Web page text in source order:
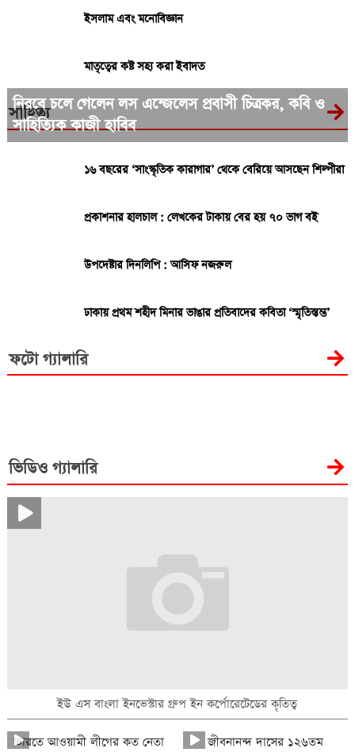
ইসলাম এবং মনোবিজ্ঞান
মাতৃত্বের কষ্ট সহ্য করা ইবাদত
সাহিত্য
নিরবে চলে গেলেন লস এন্জেলেস প্রবাসী চিত্রকর, কবি ও
সাহিত্যিক কাজী হাবিব
১৬ বছরের ‘সাংস্কৃতিক কারাগার’ থেকে বেরিয়ে আসছেন শিল্পীরা
প্রকাশনার হালচাল : লেখকের টাকায় বের হয় ৭০ ভাগ বই
উপদেষ্টার দিনলিপি : আসিফ নজরুল
ঢাকায় প্রথম শহীদ মিনার ভাঙার প্রতিবাদের কবিতা ‘স্মৃতিস্তম্ভ’
ফটো গ্যালারি
ভিডিও গ্যালারি
ইউ এস বাংলা ইনভেস্টার গ্রুপ ইন কর্পোরেটেডের কৃতিত্ব
ভারতে আওয়ামী লীগের কত নেতা
জীবনানন্দ দাসের ১২৬তম